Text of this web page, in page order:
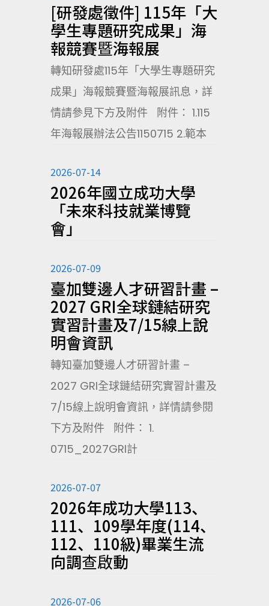
[研發處徵件] 115年「大
學生專題研究成果」海
報競賽暨海報展
轉知研發處115年「大學生專題研究
成果」海報競賽暨海報展訊息，詳
情請參見下方及附件 附件： 1.115
年海報展辦法公告1150715 2.範本
2026-07-14
2026年國立成功大學
「未來科技就業博覽
會」
2026-07-09
臺加雙邊人才研習計畫 –
2027 GRI全球鏈結研究
實習計畫及7/15線上說
明會資訊
轉知臺加雙邊人才研習計畫 –
2027 GRI全球鏈結研究實習計畫及
7/15線上說明會資訊，詳情請參閱
下方及附件 附件： 1.
0715_2027GRI計
2026-07-07
2026年成功大學113、
111、109學年度(114、
112、110級)畢業生流
向調查啟動
2026-07-06